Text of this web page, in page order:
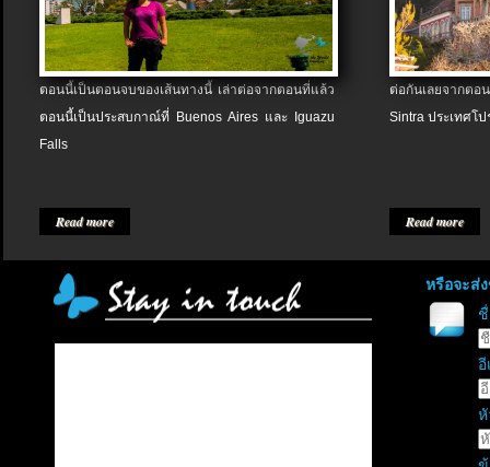
ตอนนี้เป็นตอนจบของเส้นทางนี้ เล่าต่อจากตอนที่แล้ว
ตอนนี้เป็นประสบกาณ์ที่ Buenos Aires และ Iguazu
Falls
Read more
ต่อกันเลยจากต
Sintra ประเทศโป
Read more
หรือจะส่
อี
หั